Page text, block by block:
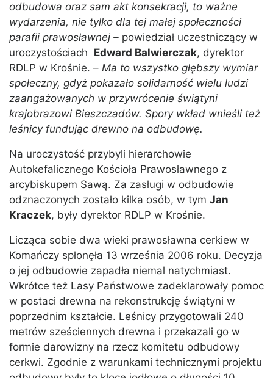
odbudowa oraz sam akt konsekracji, to ważne
wydarzenia, nie tylko dla tej małej społeczności
parafii prawosławnej – powiedział uczestniczący w
uroczystościach Edward Balwierczak, dyrektor
RDLP w Krośnie. – Ma to wszystko głębszy wymiar
społeczny, gdyż pokazało solidarność wielu ludzi
zaangażowanych w przywrócenie świątyni
krajobrazowi Bieszczadów. Spory wkład wnieśli też
leśnicy fundując drewno na odbudowę.
Na uroczystość przybyli hierarchowie
Autokefalicznego Kościoła Prawosławnego z
arcybiskupem Sawą. Za zasługi w odbudowie
odznaczonych zostało kilka osób, w tym Jan
Kraczek, były dyrektor RDLP w Krośnie.
Licząca sobie dwa wieki prawosławna cerkiew w
Komańczy spłonęła 13 września 2006 roku. Decyzja
o jej odbudowie zapadła niemal natychmiast.
Wkrótce też Lasy Państwowe zadeklarowały pomoc
w postaci drewna na rekonstrukcję świątyni w
poprzednim kształcie. Leśnicy przygotowali 240
metrów sześciennych drewna i przekazali go w
formie darowizny na rzecz komitetu odbudowy
cerkwi. Zgodnie z warunkami technicznymi projektu